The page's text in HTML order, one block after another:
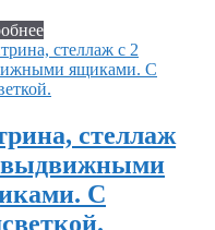
стеллаж
выдвижными
С